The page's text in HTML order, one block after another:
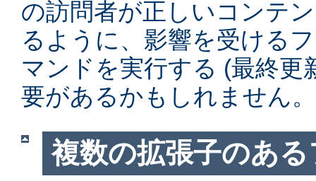
の訪問者が正しいコンテ
るように、影響を受ける
マンドを実行する (最終更
要があるかもしれません。
複数の拡張子のあ